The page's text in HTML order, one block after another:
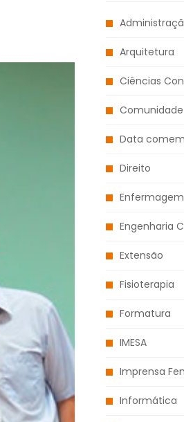
Arquitetura
Ciências
Comunidade
Data
Direito
Enfermagem
Engenharia
Extensão
Fisioterapia
Formatura
IMESA
Imprensa
Informática